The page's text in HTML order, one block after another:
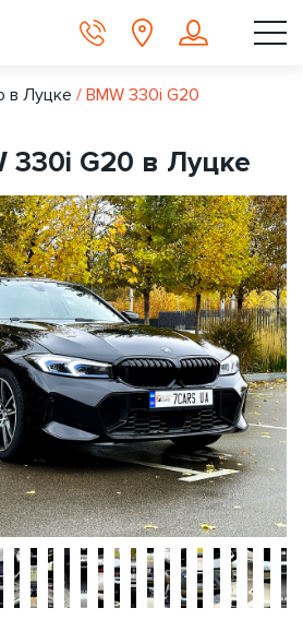
в Луцке / BMW 330i G20
330i G20 в Луцке